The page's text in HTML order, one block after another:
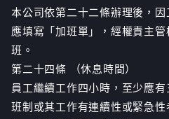
本公司依第二十二條辦理後，
應填寫「加班單」，經權責主
班。
第二十四條 （休息時間）
員工繼續工作四小時，至少應
班制或其工作有連續性或緊急